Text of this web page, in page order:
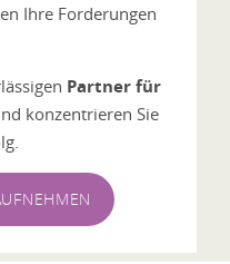
Ihre Forderungen
Partner für
konzentrieren Sie